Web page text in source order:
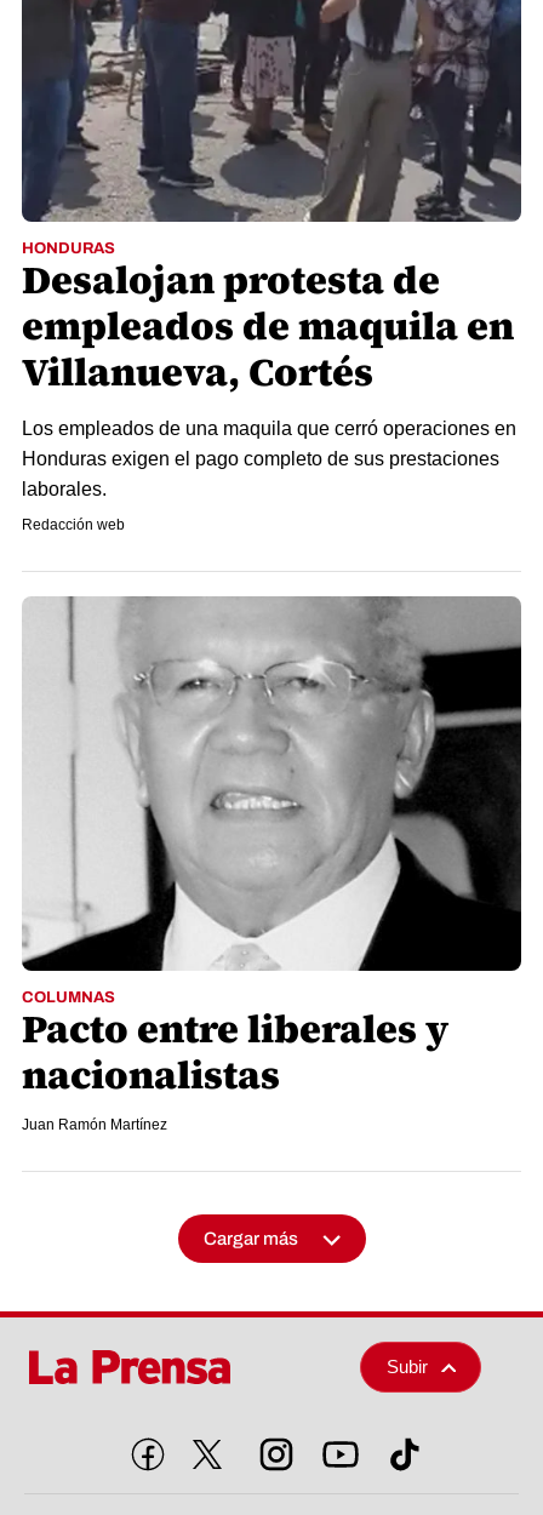
HONDURAS
Desalojan protesta de
empleados de maquila en
Villanueva, Cortés
Los empleados de una maquila que cerró operaciones en
Honduras exigen el pago completo de sus prestaciones
laborales.
Redacción web
COLUMNAS
Pacto entre liberales y
nacionalistas
Juan Ramón Martínez
Cargar más
Subir